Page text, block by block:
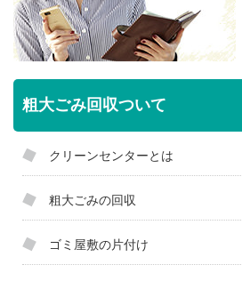
粗大ごみ回収ついて
クリーンセンターとは
粗大ごみの回収
ゴミ屋敷の片付け